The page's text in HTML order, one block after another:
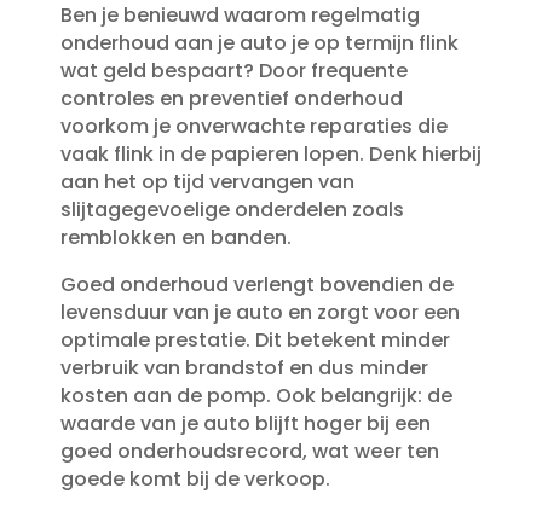
Ben je benieuwd waarom regelmatig
onderhoud aan je auto je op termijn flink
wat geld bespaart? Door frequente
controles en preventief onderhoud
voorkom je onverwachte reparaties die
vaak flink in de papieren lopen.​ Denk hierbij
aan het op tijd vervangen van
slijtagegevoelige onderdelen zoals
remblokken en banden.​
Goed onderhoud verlengt bovendien de
levensduur van je auto en zorgt voor een
optimale prestatie.​ Dit betekent minder
verbruik van brandstof en dus minder
kosten aan de pomp.​ Ook belangrijk: de
waarde van je auto blijft hoger bij een
goed onderhoudsrecord, wat weer ten
goede komt bij de verkoop.​